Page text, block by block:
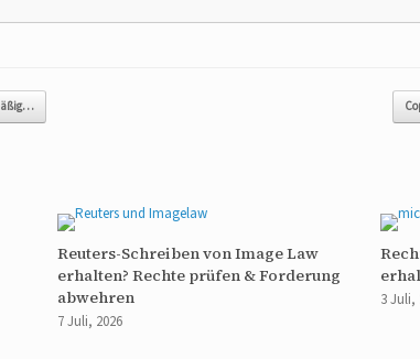
Reuters-Schreiben von Image Law
erhalten? Rechte prüfen & Forderung
abwehren
7 Juli, 2026
3 Juli,